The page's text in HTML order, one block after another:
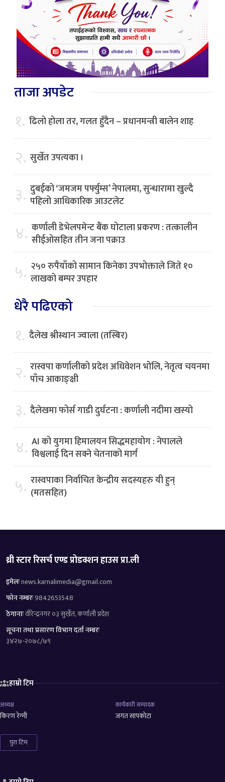
ताजा अपडेट
१. ढिलो होला तर, गलत हुँदैन – प्रधानमन्त्री बालेन शाह
२. सुर्खेत उपत्यका ।
३. दुबईको ‘जमजम पर्फ्युम्स’ नेपालमा, सुन्धारामा खुल्दै
पहिलो आधिकारिक आउटलेट
४. कर्णाली डेभेलपमेन्ट बैंक घोटाला प्रकरण : तत्कालीन
सीईओसहित तीन जना पक्राउ
५. २५० रुपैयाँको सामान किनेका उपभोक्ताले जिते १०
लाखको बम्पर उपहार
धेरै पढिएको
१. दैलेख श्रीस्थान ज्वाला (तस्बिर)
२. रास्वपा कर्णालीको प्रदेश अधिवेशन भोलि, नेतृत्व चयनमा
पाँच आकाङ्क्षी
३. दैलेखमा फोर्स गाडी दुर्घटना : कर्णाली नदीमा खस्यो
४. AI को युगमा हिमालयन सिद्धमहायोग : नेपालले
विश्वलाई दिन सक्ने चेतनाको मार्ग
५. रास्वपाका निर्वाचित केन्द्रीय सदस्यहरु यी हुन्
(मतसहित)
थ्री स्टार रिसर्च एण्ड प्रोडक्शन हाउस प्रा.ली
इमेलःnews.karnalimedia@gmail.com
फोन नम्बरः9842653548
ठेगानाःवीरेन्द्रनगर ०३ सुर्खेत, कर्णाली प्रदेश
सूचना तथा प्रसारण विभाग दर्ता नम्बरः
३४२७-२०७८/७९
हाम्रो टिम
अध्यक्ष
किरण रेग्मी
कार्यकारी सम्पादक
जगत सापकोटा
पुरा टिम